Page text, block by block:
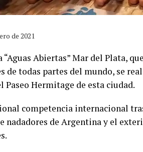
de 2021
“Aguas Abiertas” Mar del Plata,
de todas partes del mundo, se
Paseo Hermitage de esta ciudad.
competencia internacional
nadadores de Argentina y el